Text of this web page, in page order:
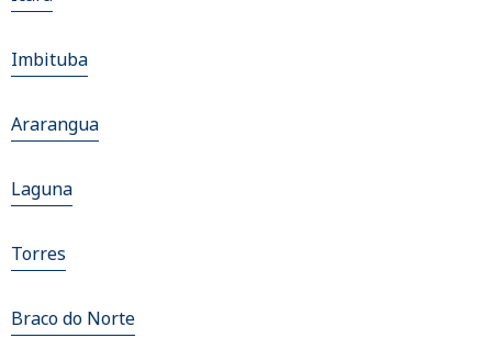
Imbituba
Ararangua
Laguna
Torres
Braco do Norte